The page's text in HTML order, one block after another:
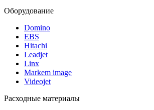
Оборудование
Domino
EBS
Hitachi
Leadjet
Linx
Markem image
Videojet
Расходные материалы